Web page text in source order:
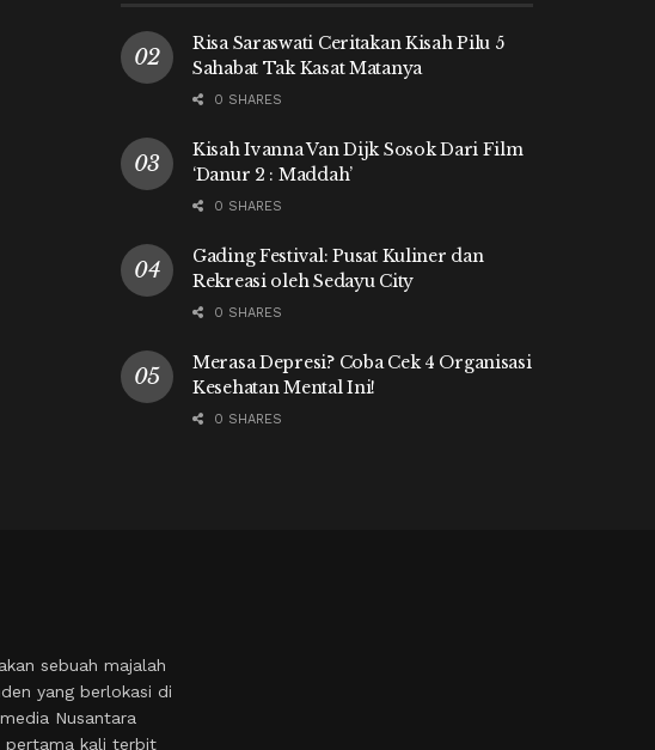
Risa Saraswati Ceritakan Kisah Pilu 5
Sahabat Tak Kasat Matanya
0 SHARES
Kisah Ivanna Van Dijk Sosok Dari Film
‘Danur 2 : Maddah’
0 SHARES
Gading Festival: Pusat Kuliner dan
Rekreasi oleh Sedayu City
0 SHARES
Merasa Depresi? Coba Cek 4 Organisasi
Kesehatan Mental Ini!
0 SHARES
sebuah majalah
yang berlokasi di
Nusantara
pertama kali terbit